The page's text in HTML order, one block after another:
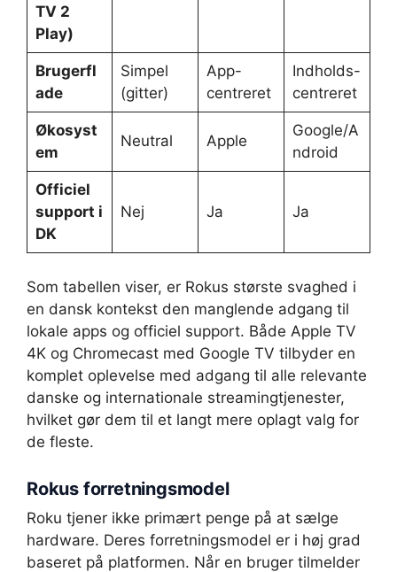
TV 2
Play)
Brugerfl
ade
Simpel
(gitter)
App-
centreret
Indholds-
centreret
Økosyst
em
Neutral Apple
Google/A
ndroid
Officiel
support i
DK
Nej Ja Ja
Som tabellen viser, er Rokus største svaghed i
en dansk kontekst den manglende adgang til
lokale apps og officiel support. Både Apple TV
4K og Chromecast med Google TV tilbyder en
komplet oplevelse med adgang til alle relevante
danske og internationale streamingtjenester,
hvilket gør dem til et langt mere oplagt valg for
de fleste.
Rokus forretningsmodel
Roku tjener ikke primært penge på at sælge
hardware. Deres forretningsmodel er i høj grad
baseret på platformen. Når en bruger tilmelder